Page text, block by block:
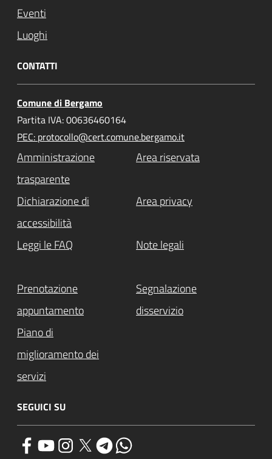
Eventi
Luoghi
CONTATTI
Comune di Bergamo
Partita IVA: 00636460164
PEC: protocollo@cert.comune.bergamo.it
Amministrazione
trasparente
Area riservata
Dichiarazione di
accessibilità
Area privacy
Leggi le FAQ Note legali
Prenotazione
appuntamento
Segnalazione
disservizio
Piano di
miglioramento dei
servizi
SEGUICI SU